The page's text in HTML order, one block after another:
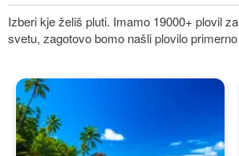
Izberi kje želiš pluti. Imamo 19000+ plovil
svetu, zagotovo bomo našli plovilo